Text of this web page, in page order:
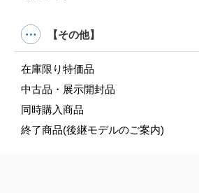
【その他】
在庫限り特価品
中古品・展示開封品
同時購入商品
終了商品(後継モデルのご案内)